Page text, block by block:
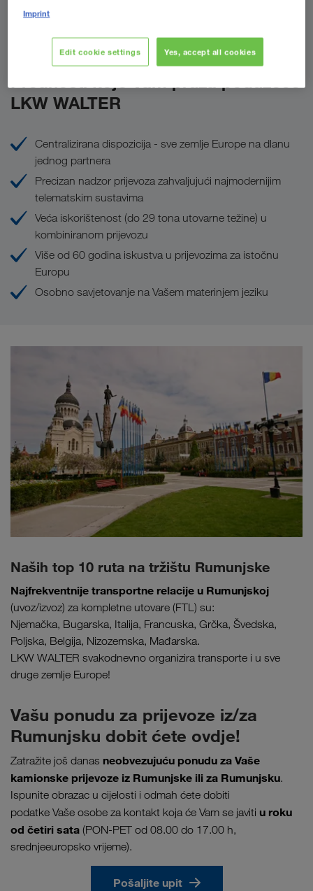
LKW WALTER
Centralizirana dispozicija - sve zemlje Europe na dlanu
jednog partnera
Precizan nadzor prijevoza zahvaljujući najmodernijim
telematskim sustavima
Veća iskorištenost (do 29 tona utovarne težine) u
kombiniranom prijevozu
Više od 60 godina iskustva u prijevozima za istočnu
Europu
Osobno savjetovanje na Vašem materinjem jeziku
Naših top 10 ruta na tržištu Rumunjske
Najfrekventnije transportne relacije u Rumunjskoj
(uvoz/izvoz) za kompletne utovare (FTL) su:
Njemačka, Bugarska, Italija, Francuska, Grčka, Švedska,
Poljska, Belgija, Nizozemska, Mađarska.
LKW WALTER svakodnevno organizira transporte i u sve
druge zemlje Europe!
Vašu ponudu za prijevoze iz/za
Rumunjsku dobit ćete ovdje!
Zatražite još danas neobvezujuću ponudu za Vaše
kamionske prijevoze iz Rumunjske ili za Rumunjsku.
Ispunite obrazac u cijelosti i odmah ćete dobiti
podatke Vaše osobe za kontakt koja će Vam se javiti u roku
od četiri sata (PON-PET od 08.00 do 17.00 h,
srednjeeuropsko vrijeme).
Pošaljite upit
Imprint
Edit cookie settings Yes, accept all cookies